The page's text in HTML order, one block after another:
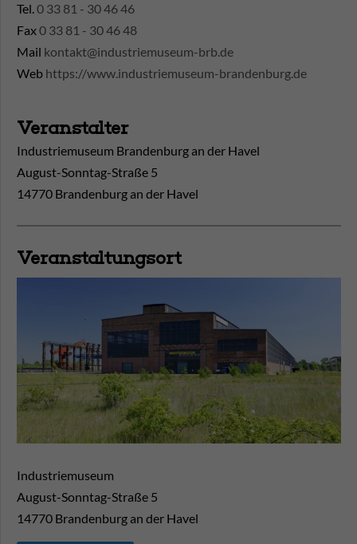
Tel.0 33 81 - 30 46 46
Fax0 33 81 - 30 46 48
Mail kontakt@industriemuseum-brb.de
Web https://www.industriemuseum-brandenburg.de
Veranstalter
Industriemuseum Brandenburg an der Havel
August-Sonntag-Straße 5
14770 Brandenburg an der Havel
Veranstaltungsort
Industriemuseum
August-Sonntag-Straße 5
14770 Brandenburg an der Havel